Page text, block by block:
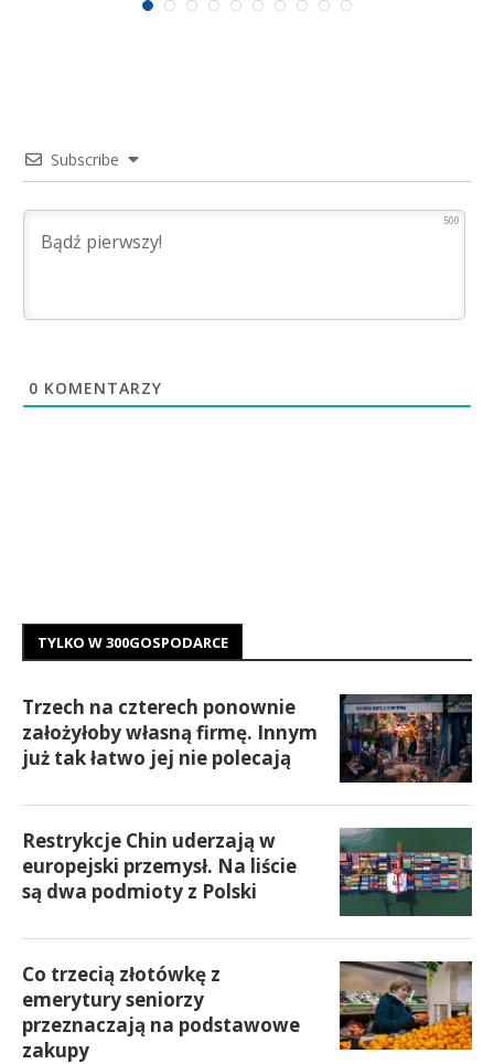
Subscribe
500
0 KOMENTARZY
TYLKO W 300GOSPODARCE
Trzech na czterech ponownie
założyłoby własną firmę. Innym
już tak łatwo jej nie polecają
Restrykcje Chin uderzają w
europejski przemysł. Na liście
są dwa podmioty z Polski
Co trzecią złotówkę z
emerytury seniorzy
przeznaczają na podstawowe
zakupy